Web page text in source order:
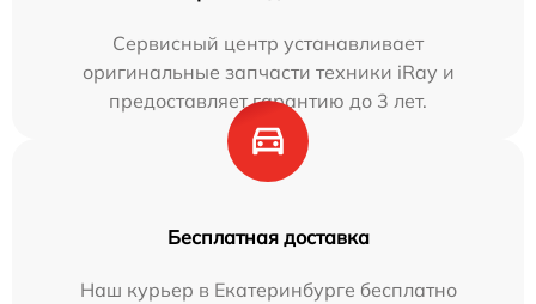
Сервисный центр устанавливает
оригинальные запчасти техники iRay и
предоставляет гарантию до 3 лет.
Бесплатная доставка
Наш курьер в Екатеринбурге бесплатно